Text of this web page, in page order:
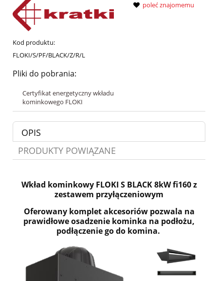
Kod produktu:
FLOKI/S/PF/BLACK/Z/R/L
Pliki do pobrania:
Certyfikat energetyczny wkładu
kominkowego FLOKI
poleć znajomemu
OPIS
PRODUKTY POWIĄZANE
Wkład kominkowy FLOKI S BLACK 8kW fi160z
zestawem przyłączeniowym
Oferowany komplet akcesoriów pozwala na
prawidłowe osadzenie kominka na podłożu,
podłączenie go do komina.